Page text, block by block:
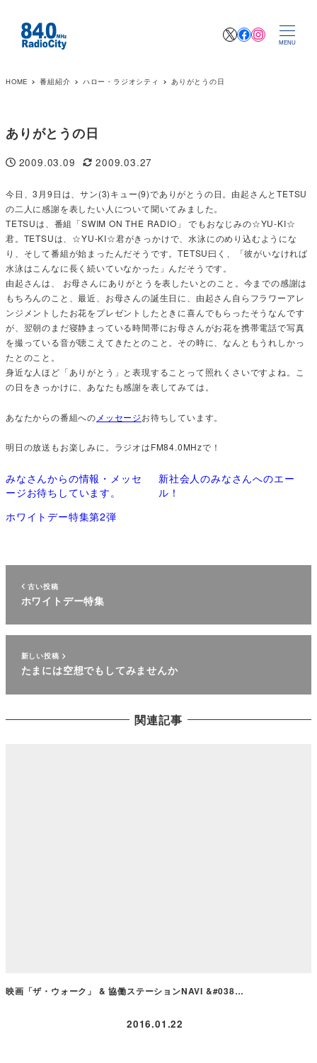
XFacebook
MENU
HOME 番組紹介 ハロー・ラジオシティ ありがとうの日
ありがとうの日
投稿日
2009.03.09
更新日
2009.03.27
今日、3月9日は、サン(3)キュー(9)でありがとうの日。由起さんとTETSU
の二人に感謝を表したい人について聞いてみました。
TETSUは、番組「SWIM ON THE RADIO」 でもおなじみの☆YU-KI☆
君。TETSUは、☆YU-KI☆君がきっかけで、水泳にのめり込むようにな
り、そして番組が始まったんだそうです。TETSU曰く、「彼がいなければ
水泳はこんなに長く続いていなかった」んだそうです。
由起さんは、 お母さんにありがとうを表したいとのこと。今までの感謝は
もちろんのこと、最近、お母さんの誕生日に、由起さん自らフラワーアレ
ンジメントしたお花をプレゼントしたときに喜んでもらったそうなんです
が、翌朝のまだ寝静まっている時間帯にお母さんがお花を携帯電話で写真
を撮っている音が聴こえてきたとのこと。その時に、なんともうれしかっ
たとのこと。
身近な人ほど「ありがとう」と表現することって照れくさいですよね。こ
の日をきっかけに、あなたも感謝を表してみては。
あなたからの番組への メッセージお待ちしています。
明日の放送もお楽しみに。ラジオはFM84.0MHzで！
みなさんからの情報・メッセ
ージお待ちしています。
新社会人のみなさんへのエー
ル！
ホワイトデー特集第2弾
古い投稿
ホワイトデー特集
新しい投稿
たまには空想でもしてみませんか
関連記事
映画「ザ・ウォーク」 & 協働ステーションNAVI &#038…
2016.01.22